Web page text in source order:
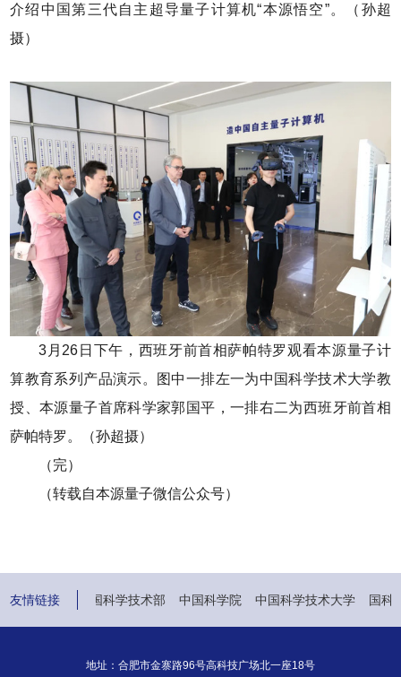
介绍中国第三代自主超导量子计算机“本源悟空”。（孙超
摄）
3月26日下午，西班牙前首相萨帕特罗观看本源量子计
算教育系列产品演示。图中一排左一为中国科学技术大学教
授、本源量子首席科学家郭国平，一排右二为西班牙前首相
萨帕特罗。（孙超摄）
（完）
（转载自本源量子微信公众号）
友情链接
中华人民共和国科学技术部 中国科学院 中国科学技术大学 国科
地址：合肥市金寨路96号高科技广场北一座18号